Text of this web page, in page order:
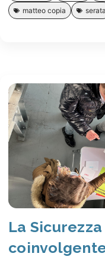
matteo copia
serata
La